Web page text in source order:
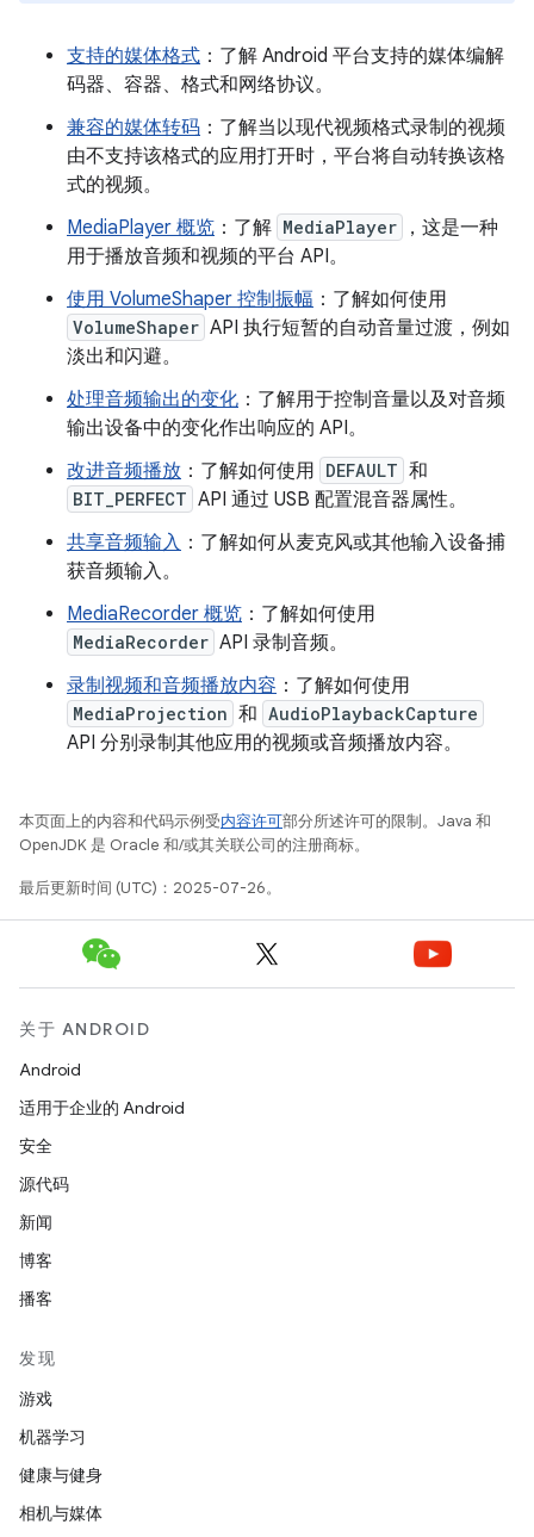
支持的媒体格式 ：了解 Android 平台支持的媒体编解
码器、容器、格式和网络协议。
兼容的媒体转码 ：了解当以现代视频格式录制的视频
由不支持该格式的应用打开时，平台将自动转换该格
式的视频。
MediaPlayer 概览 ：了解 MediaPlayer
，这是一种
用于播放音频和视频的平台 API。
使用 VolumeShaper 控制振幅 ：了解如何使用
VolumeShaper API 执行短暂的自动音量过渡，例如
淡出和闪避。
处理音频输出的变化 ：了解用于控制音量以及对音频
输出设备中的变化作出响应的 API。
改进音频播放 ：了解如何使用 DEFAULT 和
BIT_PERFECT API 通过 USB 配置混音器属性。
共享音频输入 ：了解如何从麦克风或其他输入设备捕
获音频输入。
MediaRecorder 概览 ：了解如何使用
MediaRecorder API 录制音频。
录制视频和音频播放内容 ：了解如何使用
MediaProjection 和 AudioPlaybackCapture
API 分别录制其他应用的视频或音频播放内容。
本页面上的内容和代码示例受内容许可部分所述许可的限制。Java 和
OpenJDK 是 Oracle 和/或其关联公司的注册商标。
最后更新时间 (UTC)：2025-07-26。
关于 ANDROID
Android
适用于企业的 Android
安全
源代码
新闻
博客
播客
发现
游戏
机器学习
健康与健身
相机与媒体